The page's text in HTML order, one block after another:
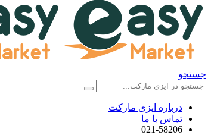
جستجو
درباره ایزی مارکت
تماس با ما
021-58206